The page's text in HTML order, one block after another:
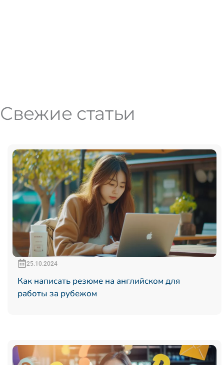
Свежие статьи
25.10.2024
Как написать резюме на английском для
работы за рубежом